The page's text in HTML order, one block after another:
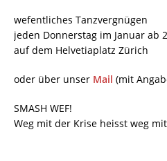
wefentliches Tanzvergnügen
jeden Donnerstag im Januar ab
auf dem Helvetiaplatz Zürich
oder über unser Mail (mit
SMASH WEF!
Weg mit der Krise heisst weg